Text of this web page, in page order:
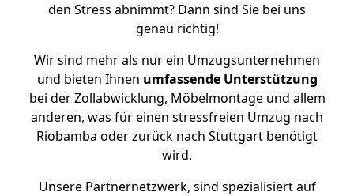
den Stress abnimmt? Dann sind Sie bei uns
genau richtig!
Wir sind mehr als nur ein Umzugsunternehmen
und bieten Ihnen umfassende Unterstützung
bei der Zollabwicklung, Möbelmontage und allem
anderen, was für einen stressfreien Umzug nach
Riobamba oder zurück nach Stuttgart benötigt
wird.
Unsere Partnernetzwerk, sind spezialisiert auf